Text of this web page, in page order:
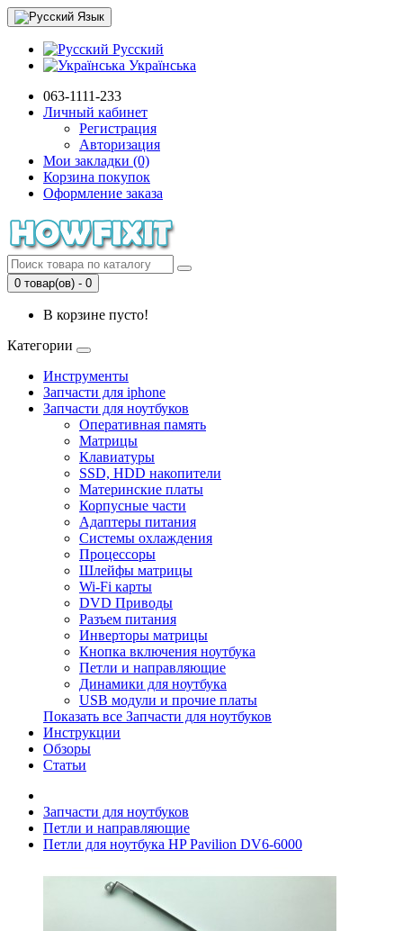
Язык
Русский
Українська
063-1111-233
Личный кабинет
Регистрация
Авторизация
Мои закладки (0)
Корзина покупок
Оформление заказа
0 товар(ов) - 0
В корзине пусто!
Категории
Инструменты
Запчасти для iphone
Запчасти для ноутбуков
Оперативная память
Матрицы
Клавиатуры
SSD, HDD накопители
Материнские платы
Корпусные части
Адаптеры питания
Системы охлаждения
Процессоры
Шлейфы матрицы
Wi-Fi карты
DVD Приводы
Разъем питания
Инверторы матрицы
Кнопка включения ноутбука
Петли и направляющие
Динамики для ноутбука
USB модули и прочие платы
Показать все Запчасти для ноутбуков
Инструкции
Обзоры
Статьи
Запчасти для ноутбуков
Петли и направляющие
Петли для ноутбука HP Pavilion DV6-6000